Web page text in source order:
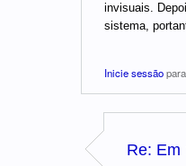
invisuais.
sistema,
Inicie sessão
Re: Em